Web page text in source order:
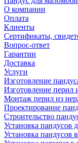
О компании
Оплата
Клиенты
Сертификаты,
Вопрос-ответ
Гарантии
Доставка
Услуги
Изготовление
Изготовление перил
Монтаж перил из
Проектирование
Строительство
Установка пандусов
Установка пандусов